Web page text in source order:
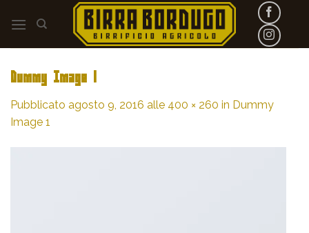
Dummy Image 1
Pubblicato agosto 9, 2016 alle 400 × 260 in Dummy
Image 1